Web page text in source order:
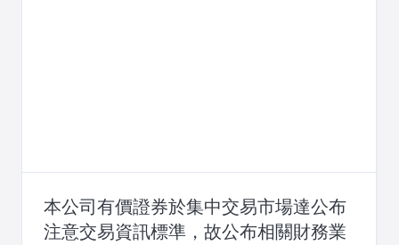
本公司有價證券於集中交易市場達公布
注意交易資訊標準，故公布相關財務業